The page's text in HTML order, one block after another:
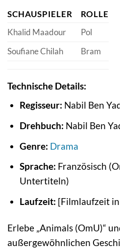
SCHAUSPIELER
ROLLE
Khalid Maadour
Pol
Soufiane Chilah
Bram
Technische Details:
Regisseur: Nabil Ben
Drehbuch: Nabil Ben
Genre: Drama
Sprache: Französisch
Untertiteln)
Laufzeit: [Filmlaufzeit
Erlebe „Animals (OmU)“
außergewöhnlichen